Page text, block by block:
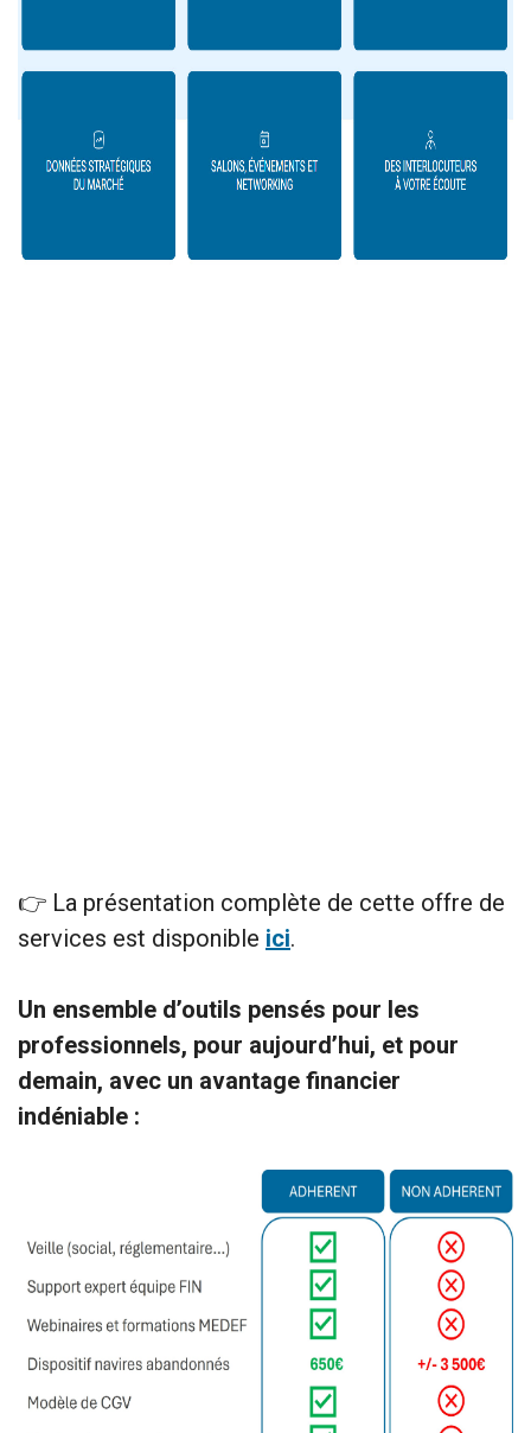
👉 La présentation complète de cette offre de
services est disponible ici.
Un ensemble d’outils pensés pour les
professionnels, pour aujourd’hui, et pour
demain, avec un avantage financier
indéniable :